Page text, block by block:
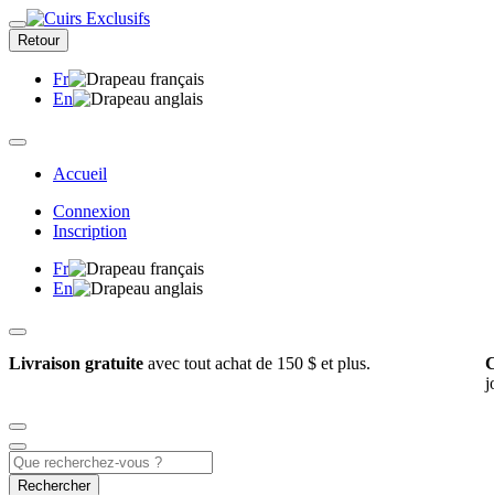
Retour
Fr
En
Accueil
Connexion
Inscription
Fr
En
Livraison gratuite avec tout achat de 150 $ et plus.
Rechercher